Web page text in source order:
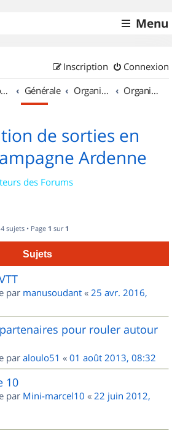
Menu
Connexion
Inscription
Accueil forum Générale Organisation de sorties & Recherche de partenaires Organisation de sorties en région Champagne Ardenne
de sorties en
Ardenne
des Forums
4 sujets • Page 1 sur 1
Sujets
par manusoudant « 25 avr. 2016,
pour rouler autour
par aloulo51 « 01 août 2013, 08:32
10
par Mini-marcel10 « 22 juin 2012,